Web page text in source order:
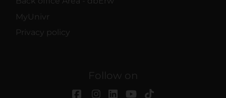
MyUnivr
Privacy policy
Follow on